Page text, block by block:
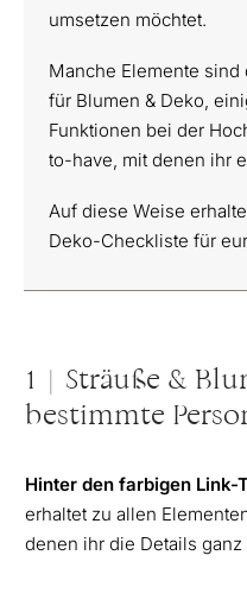
umsetzen möchtet.
Manche Elemente
für Blumen & Deko,
Funktionen bei der
to-have, mit denen ihr
Auf diese Weise
Deko-Checkliste für
1 | Sträuße &
bestimmte
Hinter den farbigen
erhaltet zu allen
denen ihr die Details